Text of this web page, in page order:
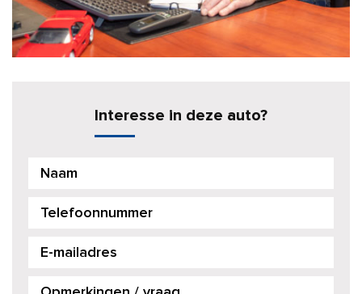
Interesse in deze auto?